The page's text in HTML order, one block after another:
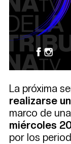
La próxima
realizarse
marco de
miércoles
por los